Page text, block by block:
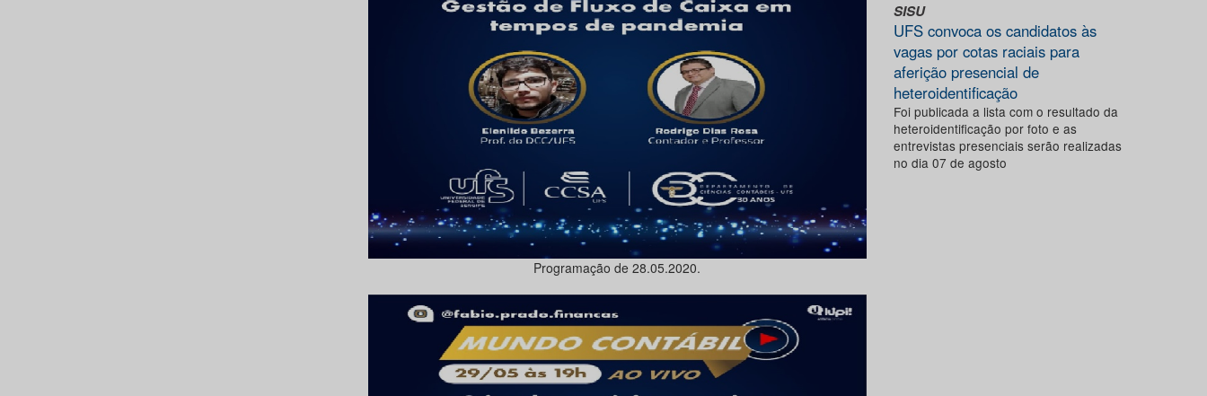
Programação de 28.05.2020.
SISU
UFS convoca os candidatos às
vagas por cotas raciais para
aferição presencial de
heteroidentificação
Foi publicada a lista com o resultado da
heteroidentificação por foto e as
entrevistas presenciais serão realizadas
no dia 07 de agosto